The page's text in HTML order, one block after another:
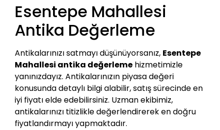
Esentepe Mahallesi
Antika Değerleme
Antikalarınızı satmayı düşünüyorsanız, Esentepe
Mahallesi antika değerleme hizmetimizle
yanınızdayız. Antikalarınızın piyasa değeri
konusunda detaylı bilgi alabilir, satış sürecinde en
iyi fiyatı elde edebilirsiniz. Uzman ekibimiz,
antikalarınızı titizlikle değerlendirerek en doğru
fiyatlandırmayı yapmaktadır.